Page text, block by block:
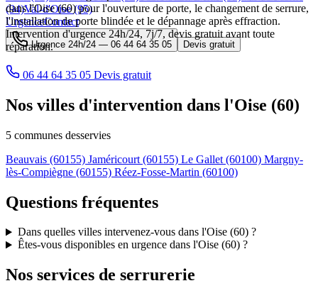
(94)Val-d'Oise (95)
UrgenceContact
Urgence 24h/24 — 06 44 64 35 05 Devis gratuit
dans l'Oise (60) pour l'ouverture de porte, le changement de serrure,
l'installation de porte blindée et le dépannage après effraction.
Intervention d'urgence 24h/24, 7j/7, devis gratuit avant toute
réparation.
06 44 64 35 05 Devis gratuit
Nos villes d'intervention dans l'Oise (60)
5 communes desservies
Beauvais (60155) Jaméricourt (60155) Le Gallet (60100) Margny-
lès-Compiègne (60155) Réez-Fosse-Martin (60100)
Questions fréquentes
Dans quelles villes intervenez-vous dans l'Oise (60) ?
Êtes-vous disponibles en urgence dans l'Oise (60) ?
Nos services de serrurerie